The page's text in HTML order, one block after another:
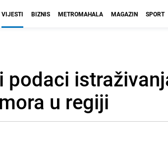
VIJESTI BIZNIS METROMAHALA MAGAZIN SPORT
podaci
u regiji